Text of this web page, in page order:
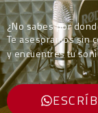
¿No sabes por
Te asesoramos sin
y encuentres tu